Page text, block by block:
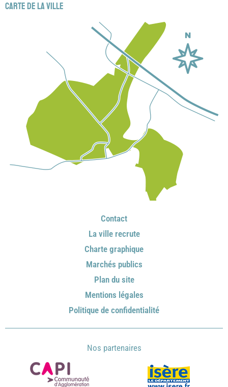
Carte de la ville
Contact
La ville recrute
Charte graphique
Marchés publics
Plan du site
Mentions légales
Politique de confidentialité
Nos partenaires